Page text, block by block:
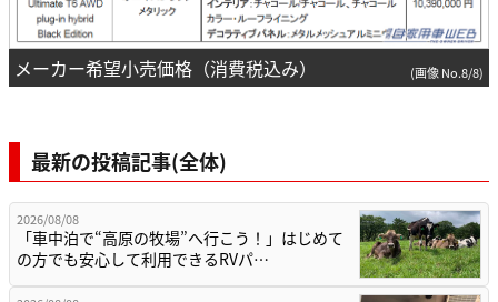
メーカー希望小売価格（消費税込み） (画像 No.8/8)
最新の投稿記事(全体)
2026/08/08
「車中泊で“高原の牧場”へ行こう！」はじめて
の方でも安心して利用できるRVパ…